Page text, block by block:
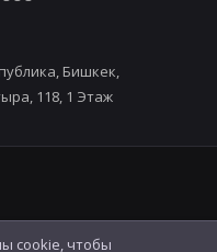
Бишкек,
118, 1 Этаж
cookie, чтобы